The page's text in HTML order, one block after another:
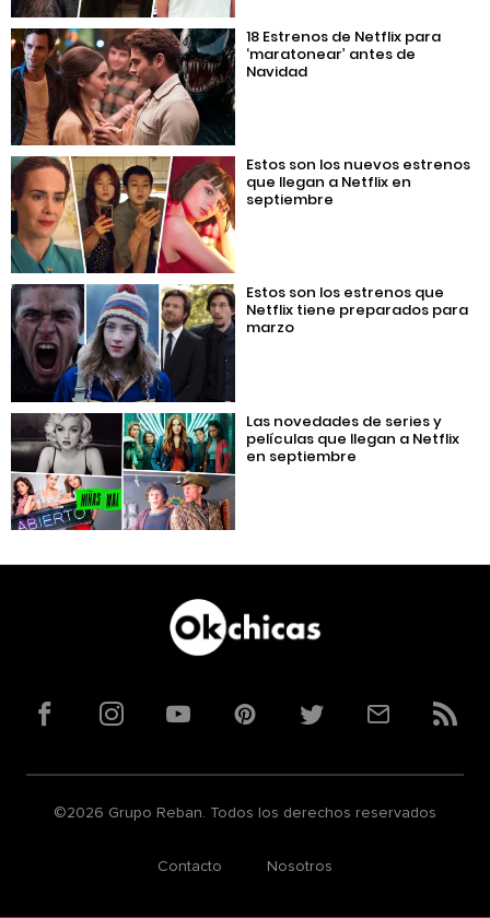
18 Estrenos de Netflix para
‘maratonear’ antes de
Navidad
Estos son los nuevos estrenos
que llegan a Netflix en
septiembre
Estos son los estrenos que
Netflix tiene preparados para
marzo
Las novedades de series y
películas que llegan a Netflix
en septiembre
FacebookInstagramYouTubePinterestTwitterCorreoRSS
©2026 Grupo Reban. Todos los derechos reservados
Contacto Nosotros